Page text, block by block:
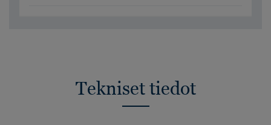
Tekniset tiedot